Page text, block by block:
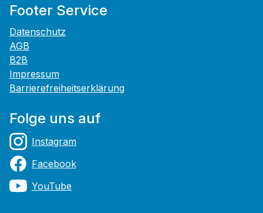
Footer Service
Datenschutz
AGB
B2B
Impressum
Barrierefreiheitserklärung
Folge uns auf
Instagram
Facebook
YouTube